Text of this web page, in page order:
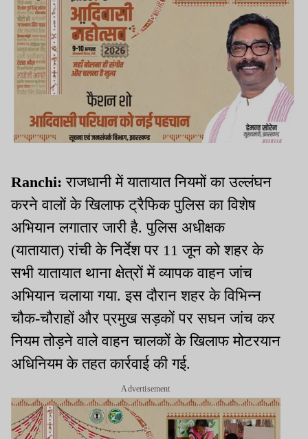
Ranchi:राजधानी में यातायात नियमों का उल्लंघन
करने वालों के खिलाफ ट्रैफिक पुलिस का विशेष
अभियान लगातार जारी है. पुलिस अधीक्षक
(यातायात) रांची के निर्देश पर 11 जून को शहर के
सभी यातायात थाना क्षेत्रों में व्यापक वाहन जांच
अभियान चलाया गया. इस दौरान शहर के विभिन्न
चौक-चौराहों और प्रमुख सड़कों पर सघन जांच कर
नियम तोड़ने वाले वाहन चालकों के खिलाफ मोटरयान
अधिनियम के तहत कार्रवाई की गई.
Advertisement